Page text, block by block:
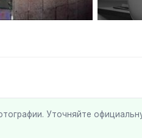
Уточняйте